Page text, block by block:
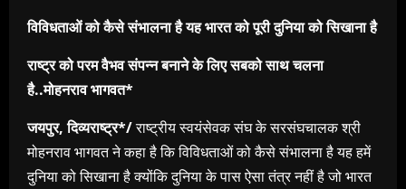
विविधताओं को कैसे संभालना है यह भारत को पूरी दुनिया को सिखाना है
राष्ट्र को परम वैभव संपन्न बनाने के लिए सबको साथ चलना
है..मोहनराव भागवत*
जयपुर, दिव्यराष्ट्र*/राष्ट्रीय स्वयंसेवक संघ के सरसंघचालक श्री
मोहनराव भागवत ने कहा है कि विविधताओं को कैसे संभालना है यह हमें
दुनिया को सिखाना है क्योंकि दुनिया के पास ऐसा तंत्र नहीं है जो भारत